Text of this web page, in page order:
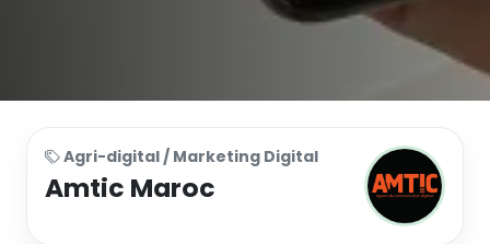
Agri-digital / Marketing Digital
Amtic Maroc